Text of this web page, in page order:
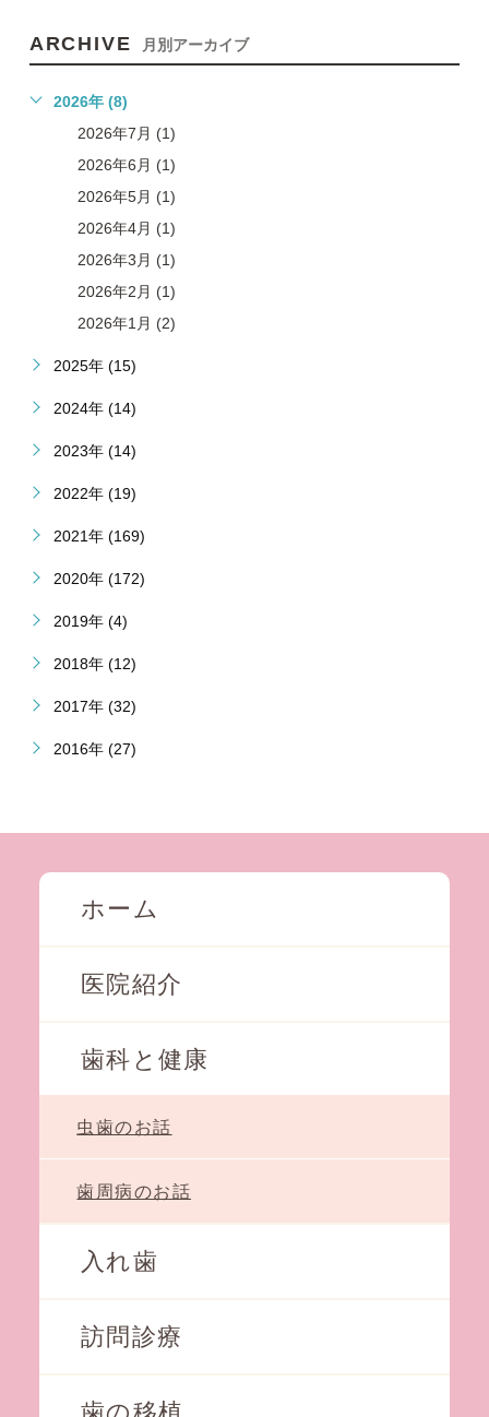
ARCHIVE 月別アーカイブ
2026年 (8)
2026年7月 (1)
2026年6月 (1)
2026年5月 (1)
2026年4月 (1)
2026年3月 (1)
2026年2月 (1)
2026年1月 (2)
2025年 (15)
2024年 (14)
2023年 (14)
2022年 (19)
2021年 (169)
2020年 (172)
2019年 (4)
2018年 (12)
2017年 (32)
2016年 (27)
ホーム
医院紹介
歯科と健康
虫歯のお話
歯周病のお話
入れ歯
訪問診療